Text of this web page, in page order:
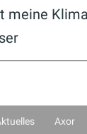
meine
Axor